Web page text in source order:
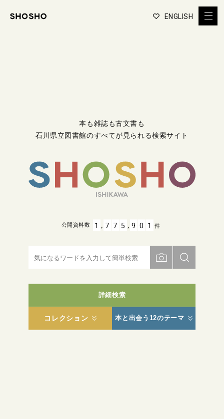
ENGLISH
本も雑誌も古文書も
石川県立図書館のすべてが見られる検索サイト
詳細検索
コレクション 本と出会う12のテーマ
公開資料数 1 , 7 7 5 , 9 0 1 件